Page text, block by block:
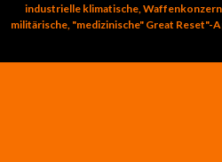
industrielle klimatische,
militärische, "medizinische" Great Reset"-